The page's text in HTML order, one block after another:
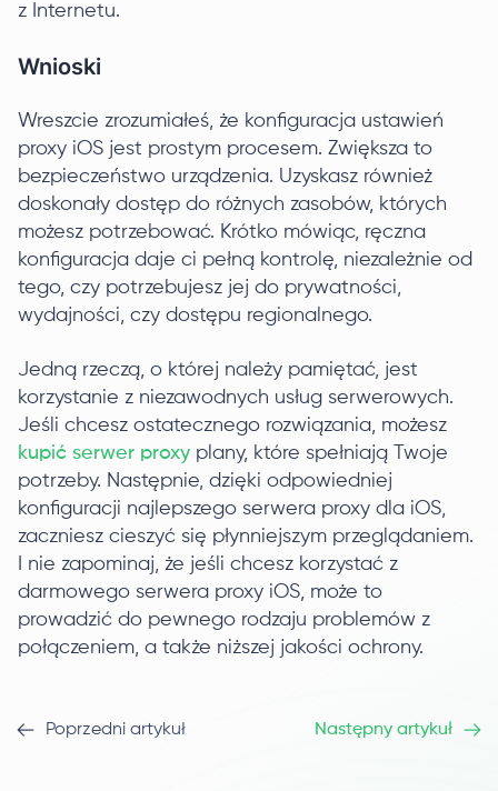
z Internetu.
Wnioski
Wreszcie zrozumiałeś, że konfiguracja ustawień
proxy iOS jest prostym procesem. Zwiększa to
bezpieczeństwo urządzenia. Uzyskasz również
doskonały dostęp do różnych zasobów, których
możesz potrzebować. Krótko mówiąc, ręczna
konfiguracja daje ci pełną kontrolę, niezależnie od
tego, czy potrzebujesz jej do prywatności,
wydajności, czy dostępu regionalnego.
Jedną rzeczą, o której należy pamiętać, jest
korzystanie z niezawodnych usług serwerowych.
Jeśli chcesz ostatecznego rozwiązania, możesz
kupić serwer proxy plany, które spełniają Twoje
potrzeby. Następnie, dzięki odpowiedniej
konfiguracji najlepszego serwera proxy dla iOS,
zaczniesz cieszyć się płynniejszym przeglądaniem.
I nie zapominaj, że jeśli chcesz korzystać z
darmowego serwera proxy iOS, może to
prowadzić do pewnego rodzaju problemów z
połączeniem, a także niższej jakości ochrony.
Poprzedni artykuł Następny artykuł